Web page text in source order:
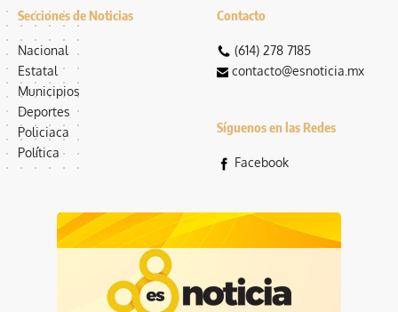
Secciones de Noticias
Nacional
Estatal
Municipios
Deportes
Policiaca
Política
Contacto
(614) 278 7185
contacto@esnoticia.mx
Síguenos en las Redes
Facebook